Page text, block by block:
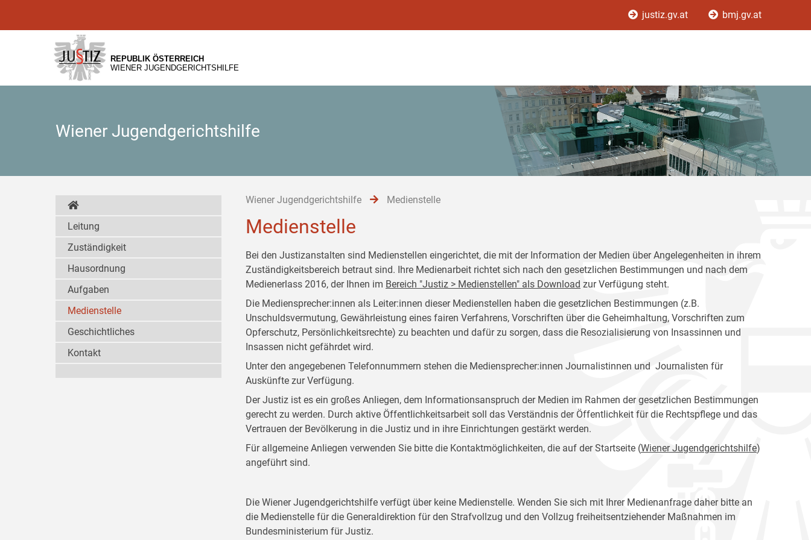
[1]
[2]
[3]
justiz.gv.at bmj.gv.at
REPUBLIK ÖSTERREICH
WIENER JUGENDGERICHTSHILFE
Wiener Jugendgerichtshilfe
Wiener Jugendgerichtshilfe Medienstelle
Medienstelle
Bei den Justizanstalten sind Medienstellen eingerichtet, die mit der Information der Medien über Angelegenheiten in ihrem
Zuständigkeitsbereich betraut sind. Ihre Medienarbeit richtet sich nach den gesetzlichen Bestimmungen und nach dem
Medienerlass 2016, der Ihnen im Bereich "Justiz > Medienstellen" als Download zur Verfügung steht.
Die Mediensprecher:innen als Leiter:innen dieser Medienstellen haben die gesetzlichen Bestimmungen (z.B.
Unschuldsvermutung, Gewährleistung eines fairen Verfahrens, Vorschriften über die Geheimhaltung, Vorschriften zum
Opferschutz, Persönlichkeitsrechte) zu beachten und dafür zu sorgen, dass die Resozialisierung von Insassinnen und
Insassen nicht gefährdet wird.
Unter den angegebenen Telefonnummern stehen die Mediensprecher:innen Journalistinnen und Journalisten für
Auskünfte zur Verfügung.
Der Justiz ist es ein großes Anliegen, dem Informationsanspruch der Medien im Rahmen der gesetzlichen Bestimmungen
gerecht zu werden. Durch aktive Öffentlichkeitsarbeit soll das Verständnis der Öffentlichkeit für die Rechtspflege und das
Vertrauen der Bevölkerung in die Justiz und in ihre Einrichtungen gestärkt werden.
Für allgemeine Anliegen verwenden Sie bitte die Kontaktmöglichkeiten, die auf der Startseite (Wiener Jugendgerichtshilfe)
angeführt sind.
Die Wiener Jugendgerichtshilfe verfügt über keine Medienstelle. Wenden Sie sich mit Ihrer Medienanfrage daher bitte an
die Medienstelle für die Generaldirektion für den Strafvollzug und den Vollzug freiheitsentziehender Maßnahmen im
Bundesministerium für Justiz.
Leitung
Zuständigkeit
Hausordnung
Aufgaben
Medienstelle
Geschichtliches
Kontakt